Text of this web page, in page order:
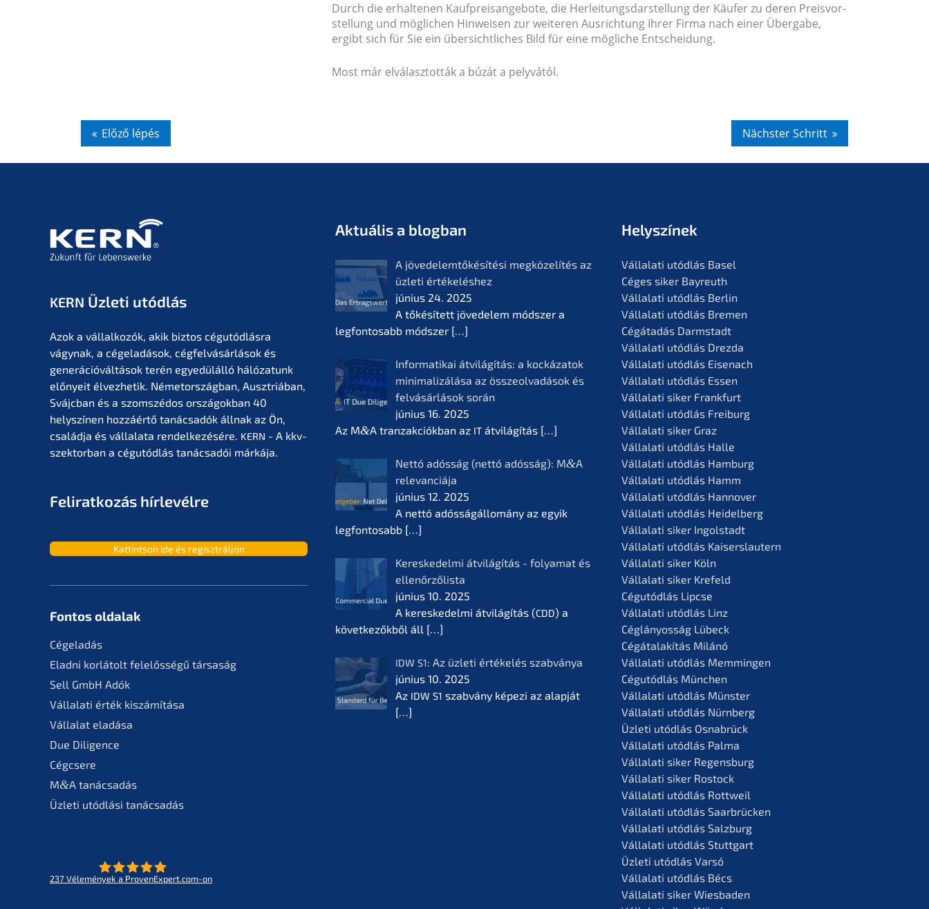
Durch die erhal­te­nen Kaufpreis­an­ge­bo­te, die Herlei­tungs­dar­stel­lung der Käufer zu deren Preis­vor­
stel­lung und mögli­chen Hinwei­sen zur weite­ren Ausrich­tung Ihrer Firma nach einer Überga­be,
ergibt sich für Sie ein übersicht­li­ches Bild für eine mögli­che Entscheidung.
Most már elválasz­tot­ták a búzát a pelyvától.
Nächs­ter Schritt
Előző lépés
KERN Üzleti utódlás
Azok a vállal­ko­zók, akik biztos cégutód­lás­ra
vágynak, a cégela­dá­sok, cégfel­vá­sár­lá­sok és
generá­ció­vál­tá­sok terén egyedülál­ló hálóza­tunk
előny­eit élvez­he­tik. Németor­szág­ban, Ausztriá­ban,
Svájc­ban és a szomszé­dos orszá­gok­ban 40
helyszí­nen hozzá­értő tanác­sa­dók állnak az Ön,
család­ja és vállala­ta rendel­ke­zé­sé­re. KERN - A kkv-
szektor­ban a cégutód­lás tanác­sa­dói márkája.
Feliratko­zás hírlevélre
Kattint­son ide és regisztráljon
Fontos oldalak
Cégela­dás
Eladni korlá­tolt felelős­sé­gű társaság
Sell GmbH Adók
Vállala­ti érték kiszámítása
Válla­lat eladása
Due Diligence
Cégcse­re
M&A tanác­sa­dás
Üzleti utódlá­si tanácsadás
237 Vélemé­ny­ek a ProvenExpert.com-on
Aktuá­lis a blogban
A jövedelem­tőké­sí­té­si megkö­ze­lí­tés az
üzleti értékelés­hez
június 24. 2025
A tőkésí­tett jövede­lem módszer a
legfon­tosabb módszer […]
Infor­ma­ti­kai átvilá­gí­tás: a kocká­z­a­tok
minima­li­zá­lá­sa az összeol­va­dá­sok és
felvá­sár­lá­sok során
június 16. 2025
Az M&A tranzak­ciók­ban az IT átvilá­gí­tás […]
Nettó adósság (nettó adósság): M&A
relevan­ciá­ja
június 12. 2025
A nettó adóssá­gál­lomá­ny az egyik
legfon­tosabb […]
Keres­ke­del­mi átvilá­gí­tás - folyamat és
ellenőr­ző­lis­ta
június 10. 2025
A keres­ke­del­mi átvilá­gí­tás (CDD) a
követ­ke­zők­ből áll […]
IDW S1: Az üzleti értékelés szabvá­nya
június 10. 2025
Az IDW S1 szabvá­ny képezi az alapját
[…]
Helyszí­nek
Vállala­ti utódlás Basel
Céges siker Bayreuth
Vállala­ti utódlás Berlin
Vállala­ti utódlás Bremen
Cégáta­dás Darmstadt
Vállala­ti utódlás Drezda
Vállala­ti utódlás Eisenach
Vállala­ti utódlás Essen
Vállala­ti siker Frankfurt
Vállala­ti utódlás Freiburg
Vállala­ti siker Graz
Vállala­ti utódlás Halle
Vállala­ti utódlás Hamburg
Vállala­ti utódlás Hamm
Vállala­ti utódlás Hannover
Vállala­ti utódlás Heidelberg
Vállala­ti siker Ingolstadt
Vállala­ti utódlás Kaiserslautern
Vállala­ti siker Köln
Vállala­ti siker Krefeld
Cégutód­lás Lipcse
Vállala­ti utódlás Linz
Céglá­n­yos­ság Lübeck
Cégátalakí­tás Milánó
Vállala­ti utódlás Memmingen
Cégutód­lás München
Vállala­ti utódlás Münster
Vállala­ti utódlás Nürnberg
Üzleti utódlás Osnabrück
Vállala­ti utódlás Palma
Vállala­ti siker Regensburg
Vállala­ti siker Rostock
Vállala­ti utódlás Rottweil
Vállala­ti utódlás Saarbrücken
Vállala­ti utódlás Salzburg
Vállala­ti utódlás Stuttgart
Üzleti utódlás Varsó
Vállala­ti utódlás Bécs
Vállala­ti siker Wiesbaden